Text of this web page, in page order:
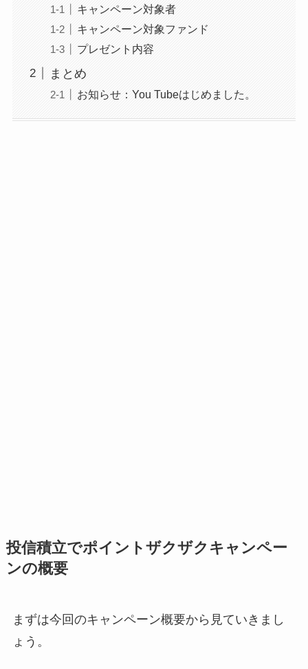
キャンペーン対象者
キャンペーン対象ファンド
プレゼント内容
まとめ
お知らせ：You Tubeはじめました。
投信積立でポイントザクザクキャンペー
ンの概要
まずは今回のキャンペーン概要から見ていきまし
ょう。